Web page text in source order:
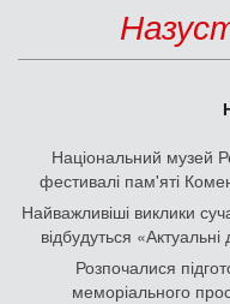
Національний музей
фестивалі пам'яті
Найважливіші виклики
відбудуться
Розпочалися
меморіального